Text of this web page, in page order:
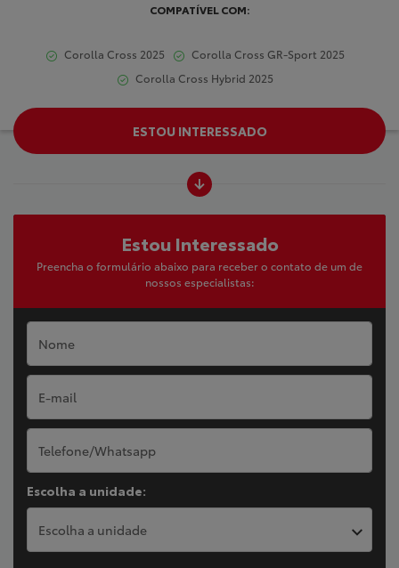
COMPATÍVEL COM:
Corolla Cross 2025
Corolla Cross GR-Sport 2025
Corolla Cross Hybrid 2025
ESTOU INTERESSADO
Estou Interessado
Preencha o formulário abaixo para receber o contato de um de
nossos especialistas:
Escolha a unidade:
Escolha a unidade